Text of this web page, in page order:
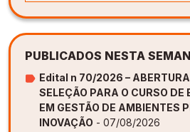
PUBLICADOS NESTA
Edital n 70/2026 – ABERTURA
SELEÇÃO PARA O CURSO DE
EM GESTÃO DE AMBIENTES
INOVAÇÃO - 07/08/2026